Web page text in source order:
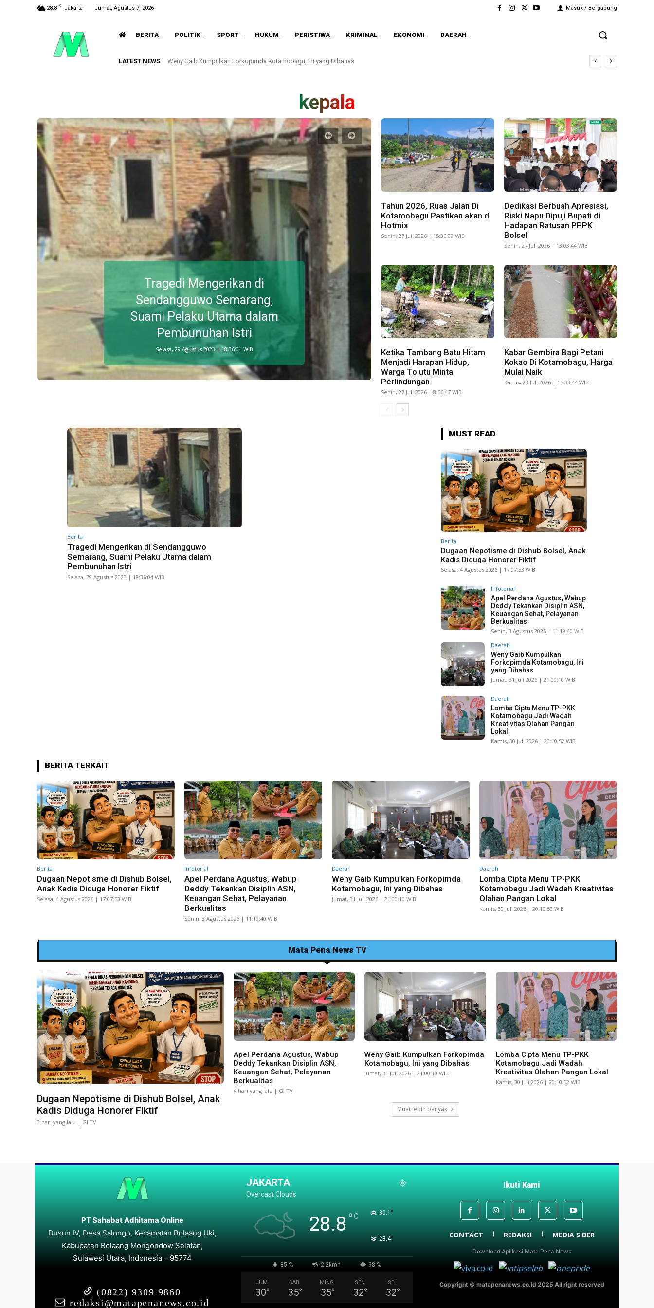
28.8 C Jakarta Jumat, Agustus 7, 2026 Masuk / Bergabung
BERITA POLITIK SPORT HUKUM PERISTIWA KRIMINAL EKONOMI DAERAH
LATEST NEWS Weny Gaib Kumpulkan Forkopimda Kotamobagu, Ini yang Dibahas
kepala
Tragedi Mengerikan di
Sendangguwo Semarang,
Suami Pelaku Utama dalam
Pembunuhan Istri
Selasa, 29 Agustus 2023 | 18:36:04 WIB
Tahun 2026, Ruas Jalan Di
Kotamobagu Pastikan akan di
Hotmix
Senin, 27 Juli 2026 | 15:36:09 WIB
Dedikasi Berbuah Apresiasi,
Riski Napu Dipuji Bupati di
Hadapan Ratusan PPPK
Bolsel
Senin, 27 Juli 2026 | 13:03:44 WIB
Ketika Tambang Batu Hitam
Menjadi Harapan Hidup,
Warga Tolutu Minta
Perlindungan
Senin, 27 Juli 2026 | 8:56:47 WIB
Kabar Gembira Bagi Petani
Kokao Di Kotamobagu, Harga
Mulai Naik
Kamis, 23 Juli 2026 | 15:33:44 WIB
Berita
Tragedi Mengerikan di Sendangguwo
Semarang, Suami Pelaku Utama dalam
Pembunuhan Istri
Selasa, 29 Agustus 2023 | 18:36:04 WIB
MUST READ
Berita
Dugaan Nepotisme di Dishub Bolsel, Anak
Kadis Diduga Honorer Fiktif
Selasa, 4 Agustus 2026 | 17:07:53 WIB
Infotorial
Apel Perdana Agustus, Wabup
Deddy Tekankan Disiplin ASN,
Keuangan Sehat, Pelayanan
Berkualitas
Senin, 3 Agustus 2026 | 11:19:40 WIB
Daerah
Weny Gaib Kumpulkan
Forkopimda Kotamobagu, Ini
yang Dibahas
Jumat, 31 Juli 2026 | 21:00:10 WIB
Daerah
Lomba Cipta Menu TP-PKK
Kotamobagu Jadi Wadah
Kreativitas Olahan Pangan
Lokal
Kamis, 30 Juli 2026 | 20:10:52 WIB
BERITA TERKAIT
Berita
Dugaan Nepotisme di Dishub Bolsel,
Anak Kadis Diduga Honorer Fiktif
Selasa, 4 Agustus 2026 | 17:07:53 WIB
Infotorial
Apel Perdana Agustus, Wabup
Deddy Tekankan Disiplin ASN,
Keuangan Sehat, Pelayanan
Berkualitas
Senin, 3 Agustus 2026 | 11:19:40 WIB
Daerah
Weny Gaib Kumpulkan Forkopimda
Kotamobagu, Ini yang Dibahas
Jumat, 31 Juli 2026 | 21:00:10 WIB
Daerah
Lomba Cipta Menu TP-PKK
Kotamobagu Jadi Wadah Kreativitas
Olahan Pangan Lokal
Kamis, 30 Juli 2026 | 20:10:52 WIB
Mata Pena News TV
Dugaan Nepotisme di Dishub Bolsel, Anak
Kadis Diduga Honorer Fiktif
3 hari yang lalu | GI TV
Apel Perdana Agustus, Wabup
Deddy Tekankan Disiplin ASN,
Keuangan Sehat, Pelayanan
Berkualitas
4 hari yang lalu | GI TV
Weny Gaib Kumpulkan Forkopimda
Kotamobagu, Ini yang Dibahas
Jumat, 31 Juli 2026 | 21:00:10 WIB
Lomba Cipta Menu TP-PKK
Kotamobagu Jadi Wadah
Kreativitas Olahan Pangan Lokal
Kamis, 30 Juli 2026 | 20:10:52 WIB
Muat lebih banyak
PT Sahabat Adhitama Online
Dusun IV, Desa Salongo, Kecamatan Bolaang Uki,
Kabupaten Bolaang Mongondow Selatan,
Sulawesi Utara, Indonesia – 95774
(0822) 9309 9860
redaksi@matapenanews.co.id
JAKARTA
Overcast Clouds
28.8°C 30.1 °
28.4°
85 % 2.2kmh 98 %
JUM
30°
SAB
35°
MING
35°
SEN
32°
SEL
32°
Ikuti Kami
CONTACT REDAKSI MEDIA SIBER
Download Aplikasi Mata Pena News
Copyright © matapenanews.co.id 2025 All right reserved